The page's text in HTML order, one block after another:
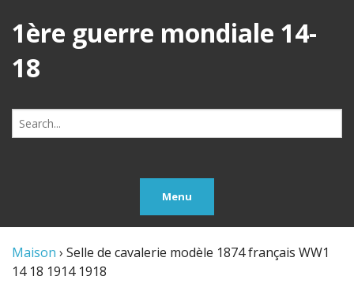
1ère guerre mondiale 14-
18
Search
for:
Menu
Maison › Selle de cavalerie modèle 1874 français WW1
14 18 1914 1918